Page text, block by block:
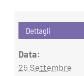
Dettagli
Data:
25 Settembre